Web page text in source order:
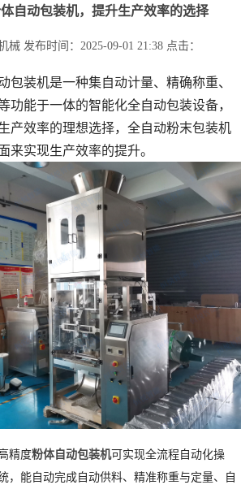
自动包装机，提升生产效率的选择
械 发布时间：2025-09-01 21:38 点击：
包装机是一种集自动计量、精确称重、
功能于一体的智能化全自动包装设备，
产效率的理想选择，全自动粉末包装机
来实现生产效率的提升。
精度粉体自动包装机可实现全流程自动化操
，能自动完成自动供料、精准称重与定量、自